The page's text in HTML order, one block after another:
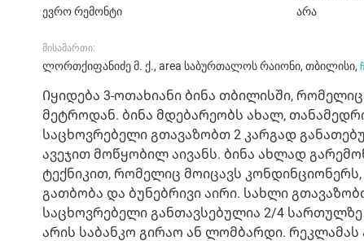
ევრო რემონტი არა
მისამართი:
ლორთქიფანიძე მ. ქ., area საბურთალოს რაიონი, თბილისი,
Იყიდება 3-ოთახიანი ბინა თბილისში,
მეტროდან. ბინა მდებარეობს ახალ,
საცხოვრებელი გთავაზობთ 2 კარგად
ავეჯით მოწყობილ აივანს. ბინა ახლად
ტექნიკით, რომელიც მოიცავს კონდინციონერს,
გათბობა და ბუნებრივი აირი. სახლი
საცხოვრებელი განთავსებულია 2/4
არის საბანკო გირაო ან ლომბარდი. რეკლამას